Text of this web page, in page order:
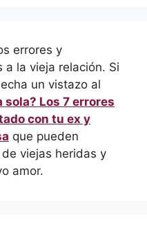
errores y
a la vieja relación. Si
un vistazo al
sola? Los 7 errores
con tu ex y
que pueden
viejas heridas y
amor.